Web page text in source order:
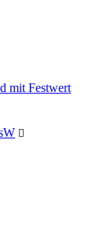
mit Festwert